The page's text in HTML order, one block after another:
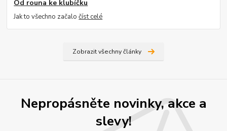
Od rouna ke klubíčku
Jak to všechno začaločíst celé
Zobrazit všechny články
Nepropásněte novinky, akce a
slevy!